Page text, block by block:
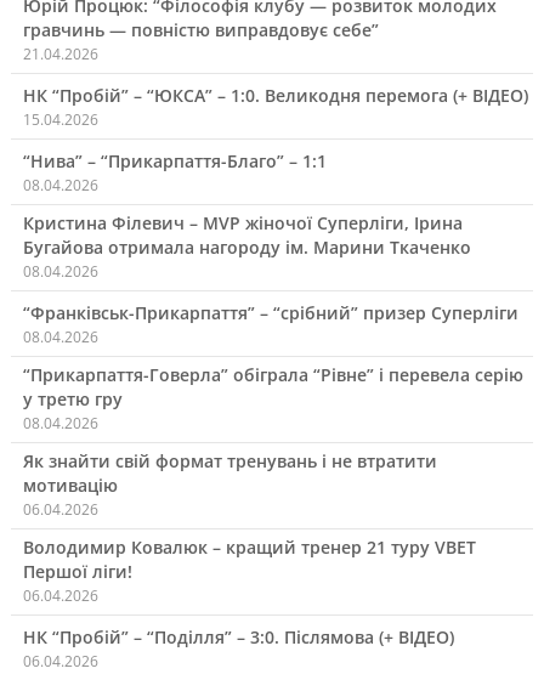
Юрій Процюк: “Філософія клубу — розвиток молодих
гравчинь — повністю виправдовує себе”
21.04.2026
НК “Пробій” – “ЮКСА” – 1:0. Великодня перемога (+ ВІДЕО)
15.04.2026
“Нива” – “Прикарпаття-Благо” – 1:1
08.04.2026
Кристина Філевич – MVP жіночої Суперліги, Ірина
Бугайова отримала нагороду ім. Марини Ткаченко
08.04.2026
“Франківськ-Прикарпаття” – “срібний” призер Суперліги
08.04.2026
“Прикарпаття-Говерла” обіграла “Рівне” і перевела серію
у третю гру
08.04.2026
Як знайти свій формат тренувань і не втратити
мотивацію
06.04.2026
Володимир Ковалюк – кращий тренер 21 туру VBET
Першої ліги!
06.04.2026
НК “Пробій” – “Поділля” – 3:0. Післямова (+ ВІДЕО)
06.04.2026